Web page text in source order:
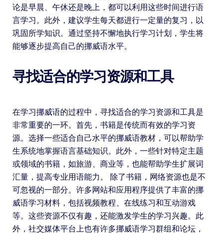
论是早晨、午休还是晚上，都可以利用这些时间进行语
言学习。此外，建议学生每天都进行一定量的复习，以
巩固所学知识。通过坚持不懈地执行学习计划，学生将
能够逐步提高自己的挪威语水平。
寻找适合的学习资源和工具
在学习挪威语的过程中，寻找适合的学习资源和工具是
非常重要的一环。首先，书籍是传统而有效的学习资
源。选择一些适合自己水平的挪威语教材，可以帮助学
生系统地掌握语言基础知识。此外，一些针对特定主题
或领域的书籍，如旅游、商业等，也能帮助学生扩展词
汇量，提高专业用语能力。 除了书籍，网络资源也是不
可忽视的一部分。许多网站和应用程序提供了丰富的挪
威语学习材料，包括视频教程、在线练习和互动游戏
等。这些资源不仅有趣，还能激发学生的学习兴趣。此
外，社交媒体平台上也有许多挪威语学习群组和论坛，